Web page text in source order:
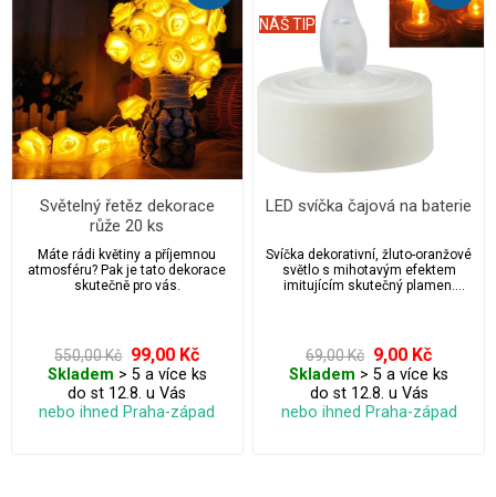
Světelný řetěz dekorace
růže 20 ks
Máte rádi květiny a příjemnou
atmosféru? Pak je tato dekorace
skutečně pro vás.
550,00 Kč 99,00 Kč
Skladem > 5 a více ks
do st 12.8. u Vás
nebo ihned Praha-západ
NÁŠ TIP
LED svíčka čajová na baterie
Svíčka dekorativní, žluto-oranžové
světlo s mihotavým efektem
imitujícím skutečný plamen.
69,00 Kč 9,00 Kč
Skladem > 5 a více ks
do st 12.8. u Vás
nebo ihned Praha-západ